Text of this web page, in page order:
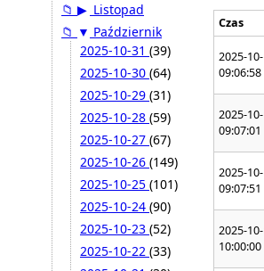
📁 ▶ Listopad
📁 ▼ Październik
2025-10-31 (39)
2025-10-30 (64)
2025-10-29 (31)
2025-10-28 (59)
2025-10-27 (67)
2025-10-26 (149)
2025-10-25 (101)
2025-10-24 (90)
2025-10-23 (52)
2025-10-22 (33)
Czas
2025-
09:06:58
2025-
09:07:01
2025-
09:07:51
2025-
10:00:00